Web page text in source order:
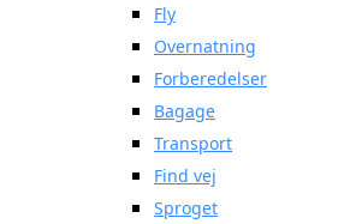
Fly
Overnatning
Forberedelser
Bagage
Transport
Find vej
Sproget